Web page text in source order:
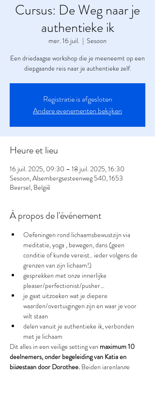
Cursus: De Weg naar je
authentieke ik
mer. 16 juil.
  |
Sesoon
Een driedaagse workshop die je meeneemt op een
diepgaande reis naar je authentieke zelf.
Registratie is afgesloten
Andere evenementen bekijken
Heure et lieu
16 juil. 2025, 09:30 – 18 juil. 2025, 16:30
Sesoon, Alsembergsesteenweg 540, 1653
Beersel, België
À propos de l'événement
Oefeningen rond lichaamsbewustzijn via
meditatie, yoga , bewegen, dans (geen
conditie of kunde vereist.. ieder volgens de
grenzen van zijn lichaam!)
gesprekken met onze innerlijke
pleaser/perfectionist/pusher…
je gaat uitzoeken wat je diepere
waarden/overtuigingen zijn en waar je voor
wilt staan
delen vanuit je authentieke ik, verbonden
met je lichaam
Dit alles in een veilige setting van maximum 10
deelnemers, onder begeleiding van Katia en
bijgestaan door Dorothee. Beiden jarenlange